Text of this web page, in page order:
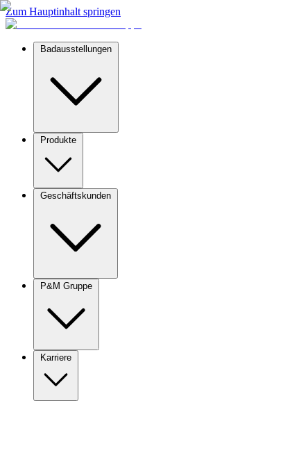
Zum Hauptinhalt springen
Badausstellungen
Produkte
Geschäftskunden
P&M Gruppe
Karriere